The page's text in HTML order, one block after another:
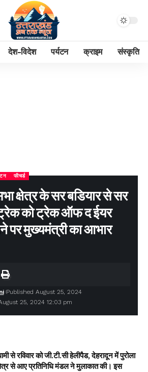
देश-विदेश पर्यटन क्राइम संस्कृति
फीचर्ड
क्षेत्र के सर बडियार से सर
को ट्रेक ऑफ द ईयर
पर मुख्यमंत्री का आभार
25, 2024 12:03 pm
Published August 25, 2024
से रविवार को जी.टी.सी हेलीपैड, देहरादून में पुरोला
से आए प्रतिनिधि मंडल ने मुलाकात की। इस